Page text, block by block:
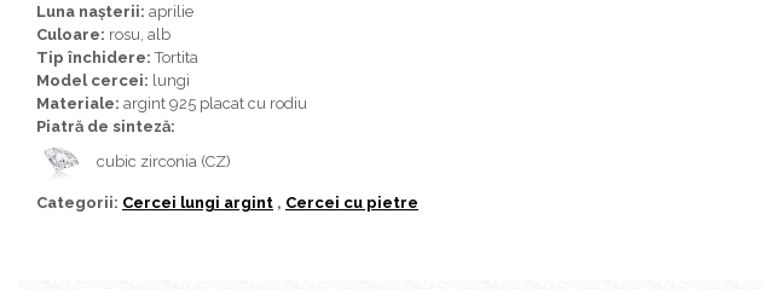
Bijuterii tanzanit
Bijuterii topaz
Bijuterii turcoaz
Bijuterii morganit
Luna nașterii: aprilie
Culoare: rosu, alb
Tip închidere:Tortita
Model cercei: lungi
Materiale: argint 925 placat cu rodiu
Piatră de sinteză:
cubic zirconia (CZ)
Categorii: Cercei lungi argint , Cercei cu pietre